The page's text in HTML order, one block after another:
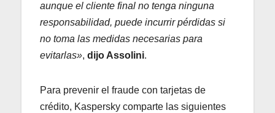
aunque el cliente final no tenga ninguna
responsabilidad, puede incurrir pérdidas si
no toma las medidas necesarias para
evitarlas», dijo Assolini.
Para prevenir el fraude con tarjetas de
crédito, Kaspersky comparte las siguientes